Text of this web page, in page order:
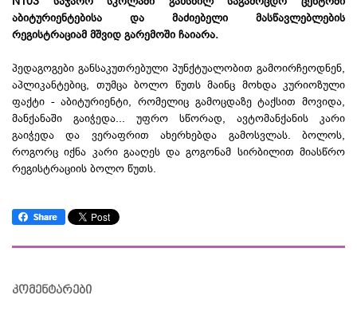
აბიტურიენტებისა და მაძიებელი მასწავლებლების
რეგისტრაციამ მშვიდ გარემოში ჩაიარა.
პედაგოგები განსაკუთრებული პუნქტუალობით გამოირჩეოდნენ,
აპლიკანტებიც , თუმცა ბოლო წუთს მაინც მოხდა კურიოზული
ფაქტი - აბიტურიენტი, რომელიც გამოცდაზე ტაქსით მოვიდა,
მანქანაში გაიჭედა... უფრო სწორად, ავტომანქანის კარი
გაიჭედა და ვერაფრით ახერხებდა გამოსვლას. ბოლოს,
როგორც იქნა კარი გააღეს და გოგონამ სირბილით მიასწრო
რეგისტრაციის ბოლო წუთს.
კომენტარები